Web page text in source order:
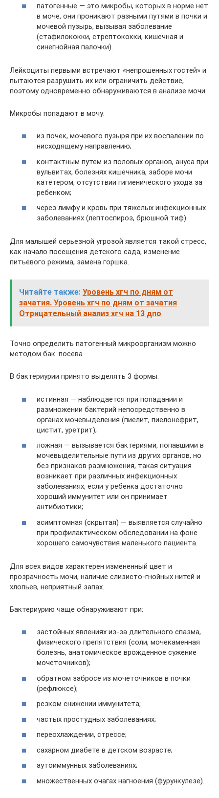
патогенные — это микробы, которых в норме нет
в моче, они проникают разными путями в почки и
мочевой пузырь, вызывая заболевание
(стафилококки, стрептококки, кишечная и
синегнойная палочки).
Лейкоциты первыми встречают «непрошенных гостей» и
пытаются разрушить их или ограничить действие,
поэтому одновременно обнаруживаются в анализе мочи.
Микробы попадают в мочу:
из почек, мочевого пузыря при их воспалении по
нисходящему направлению;
контактным путем из половых органов, ануса при
вульвитах, болезнях кишечника, заборе мочи
катетером, отсутствии гигиенического ухода за
ребенком;
через лимфу и кровь при тяжелых инфекционных
заболеваниях (лептоспироз, брюшной тиф).
Для малышей серьезной угрозой является такой стресс,
как начало посещения детского сада, изменение
питьевого режима, замена горшка.
Читайте также: Уровень хгч по дням от
зачатия. Уровень хгч по дням от зачатия
Отрицательный анализ хгч на 13 дпо
Точно определить патогенный микроорганизм можно
методом бак. посева
В бактериурии принято выделять 3 формы:
истинная — наблюдается при попадании и
размножении бактерий непосредственно в
органах мочевыделения (пиелит, пиелонефрит,
цистит, уретрит);
ложная — вызывается бактериями, попавшими в
мочевыделительные пути из других органов, но
без признаков размножения, такая ситуация
возникает при различных инфекционных
заболеваниях, если у ребенка достаточно
хороший иммунитет или он принимает
антибиотики;
асимптомная (скрытая) — выявляется случайно
при профилактическом обследовании на фоне
хорошего самочувствия маленького пациента.
Для всех видов характерен измененный цвет и
прозрачность мочи, наличие слизисто-гнойных нитей и
хлопьев, неприятный запах.
Бактериурию чаще обнаруживают при:
застойных явлениях из-за длительного спазма,
физического препятствия (соли, мочекаменная
болезнь, анатомическое врожденное сужение
мочеточников);
обратном забросе из мочеточников в почки
(рефлюксе);
резком снижении иммунитета;
частых простудных заболеваниях;
переохлаждении, стрессе;
сахарном диабете в детском возрасте;
аутоиммунных заболеваниях;
множественных очагах нагноения (фурункулезе).